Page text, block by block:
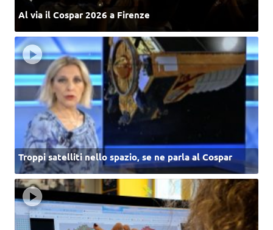
Al via il Cospar 2026 a Firenze
Troppi satelliti nello spazio, se ne parla al Cospar